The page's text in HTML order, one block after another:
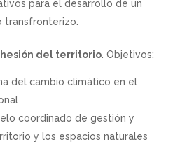
para el desarrollo de un
transfronterizo.
del territorio. Objetivos:
del cambio climático en el
coordinado de gestión y
y los espacios naturales